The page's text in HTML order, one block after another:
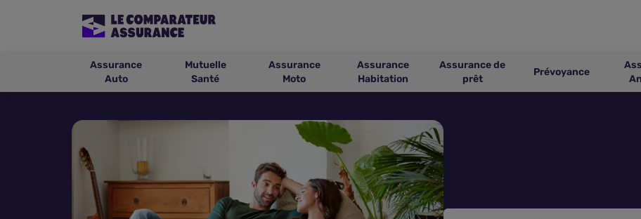
Assurance
Auto
Mutuelle
Santé
Assurance
Moto
Assurance
Habitation
Assurance de
prêt
Prévoyance